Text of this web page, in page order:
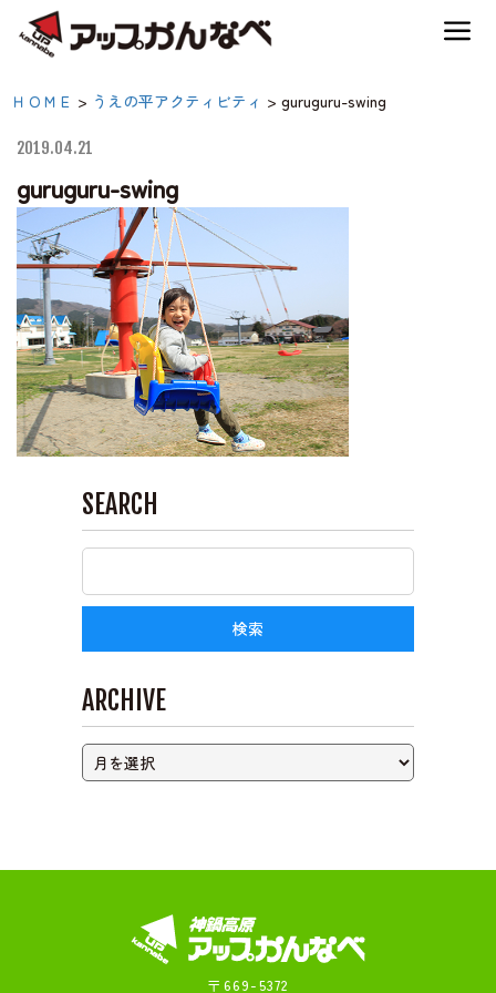
guruguru-swing|【公式】
アップかんなべ｜兵庫県
豊岡市・関西 アウトド
ア・キャンプ場・熱気
球・高原アクティビティ
夏のスキー場も「かなり遊べる」！
神鍋高原アクティビティ
交通アクセス
宿泊案内
神鍋高原体育館
ＨＯＭＥ > うえの平アクティビティ > guruguru-swing
2019.04.21
guruguru-swing
SEARCH
ARCHIVE
〒669-5372